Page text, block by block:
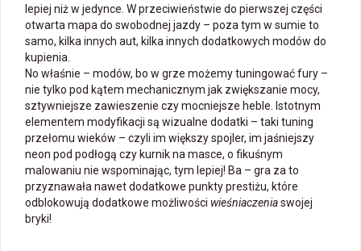
lepiej niż w jedynce. W przeciwieństwie do pierwszej części
otwarta mapa do swobodnej jazdy – poza tym w sumie to
samo, kilka innych aut, kilka innych dodatkowych modów do
kupienia.
No właśnie – modów, bo w grze możemy tuningować fury –
nie tylko pod kątem mechanicznym jak zwiększanie mocy,
sztywniejsze zawieszenie czy mocniejsze heble. Istotnym
elementem modyfikacji są wizualne dodatki – taki tuning
przełomu wieków – czyli im większy spojler, im jaśniejszy
neon pod podłogą czy kurnik na masce, o fikuśnym
malowaniu nie wspominając, tym lepiej! Ba – gra za to
przyznawała nawet dodatkowe punkty prestiżu, które
odblokowują dodatkowe możliwości wieśniaczeniaswojej
bryki!